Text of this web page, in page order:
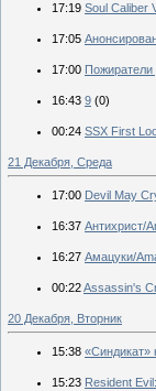
17:19 Soul Caliber
17:05
17:00
16:43 9 (0)
00:24 SSX First
21 Декабря, Среда
17:00 Devil May
16:37 Антихрист/
16:27 Амацуки/
00:22Assassin's
20 Декабря, Вторник
15:38 «Синдикат»
15:23 Resident